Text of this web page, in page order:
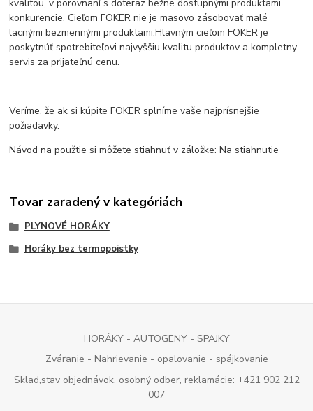
kvalitou, v porovnaní s doteraz bežne dostupnými produktami
konkurencie. Cieľom FOKER nie je masovo zásobovať malé
lacnými bezmennými produktami.Hlavným cieľom FOKER je
poskytnúť spotrebiteľovi najvyššiu kvalitu produktov a kompletny
servis za prijateľnú cenu.
Veríme, že ak si kúpite FOKER splníme vaše najprísnejšie
požiadavky.
Návod na použtie si môžete stiahnuť v záložke: Na stiahnutie
Tovar zaradený v kategóriách
PLYNOVÉ HORÁKY
Horáky bez termopoistky
HORÁKY - AUTOGENY - SPAJKY
Zváranie - Nahrievanie - opalovanie - spájkovanie
Sklad,stav objednávok, osobný odber, reklamácie: +421 902 212
007